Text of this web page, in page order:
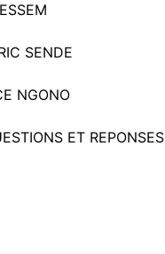
SENDE
NGONO
ET REPONSES